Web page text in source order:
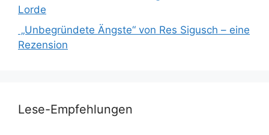
Lorde
„Unbegründete Ängste“ von Res Sigusch – eine
Rezension
Lese-Empfehlungen